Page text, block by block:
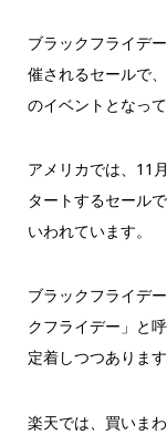
ブラックフライデ
催されるセールで、
のイベントとなって
アメリカでは、11
タートするセール
いわれています。
ブラックフライデ
クフライデー」と
定着しつつあります
楽天では、買いま